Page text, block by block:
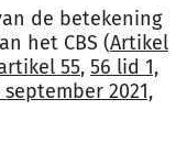
de betekening
het CBS (Artikel
55, 56 lid 1,
september 2021,